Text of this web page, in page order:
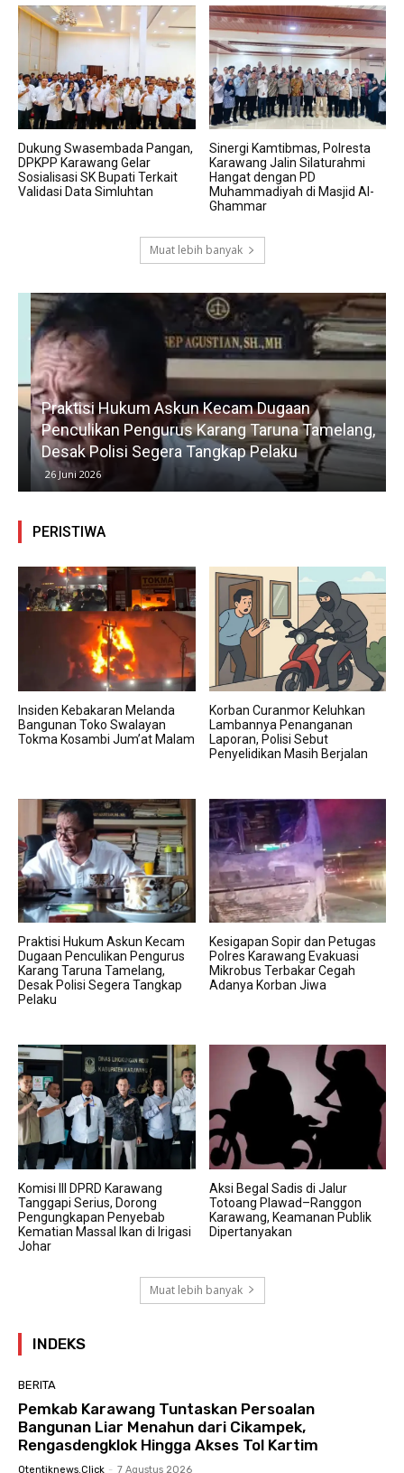
Dukung Swasembada Pangan,
DPKPP Karawang Gelar
Sosialisasi SK Bupati Terkait
Validasi Data Simluhtan
Sinergi Kamtibmas, Polresta
Karawang Jalin Silaturahmi
Hangat dengan PD
Muhammadiyah di Masjid Al-
Ghammar
Muat lebih banyak
Praktisi Hukum Askun Kecam Dugaan
Penculikan Pengurus Karang Taruna Tamelang,
Desak Polisi Segera Tangkap Pelaku
26 Juni 2026
PERISTIWA
Insiden Kebakaran Melanda
Bangunan Toko Swalayan
Tokma Kosambi Jum’at Malam
Korban Curanmor Keluhkan
Lambannya Penanganan
Laporan, Polisi Sebut
Penyelidikan Masih Berjalan
Praktisi Hukum Askun Kecam
Dugaan Penculikan Pengurus
Karang Taruna Tamelang,
Desak Polisi Segera Tangkap
Pelaku
Kesigapan Sopir dan Petugas
Polres Karawang Evakuasi
Mikrobus Terbakar Cegah
Adanya Korban Jiwa
Komisi III DPRD Karawang
Tanggapi Serius, Dorong
Pengungkapan Penyebab
Kematian Massal Ikan di Irigasi
Johar
Aksi Begal Sadis di Jalur
Totoang Plawad–Ranggon
Karawang, Keamanan Publik
Dipertanyakan
Muat lebih banyak
INDEKS
BERITA
Pemkab Karawang Tuntaskan Persoalan
Bangunan Liar Menahun dari Cikampek,
Rengasdengklok Hingga Akses Tol Kartim
Otentiknews.click - 7 Agustus 2026